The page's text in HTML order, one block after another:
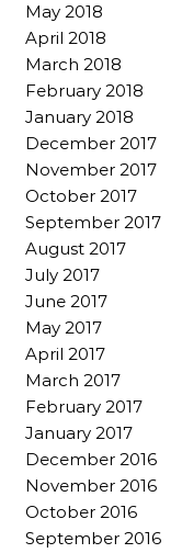
May 2018
April 2018
March 2018
February 2018
January 2018
December 2017
November 2017
October 2017
September 2017
August 2017
July 2017
June 2017
May 2017
April 2017
March 2017
February 2017
January 2017
December 2016
November 2016
October 2016
September 2016